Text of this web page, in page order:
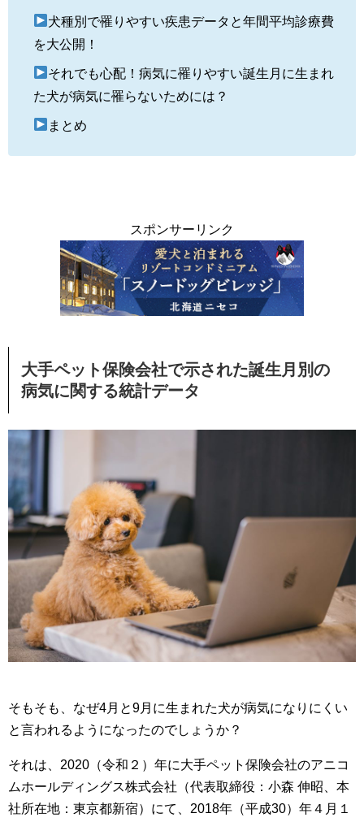
犬種別で罹りやすい疾患データと年間平均診療費
を大公開！
それでも心配！病気に罹りやすい誕生月に生まれ
た犬が病気に罹らないためには？
まとめ
スポンサーリンク
大手ペット保険会社で示された誕生月別の
病気に関する統計データ
そもそも、なぜ4月と9月に生まれた犬が病気になりにくい
と言われるようになったのでしょうか？
それは、2020（令和２）年に大手ペット保険会社のアニコ
ムホールディングス株式会社（代表取締役：小森 伸昭、本
社所在地：東京都新宿）にて、2018年（平成30）年４月１